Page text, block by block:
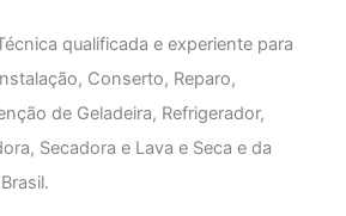
qualificada e experiente para
Conserto, Reparo,
de Geladeira, Refrigerador,
Secadora e Lava e Seca e da